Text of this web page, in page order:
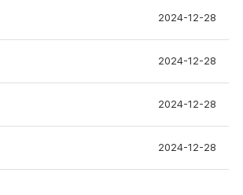
2024-12-28
2024-12-28
2024-12-28
2024-12-28